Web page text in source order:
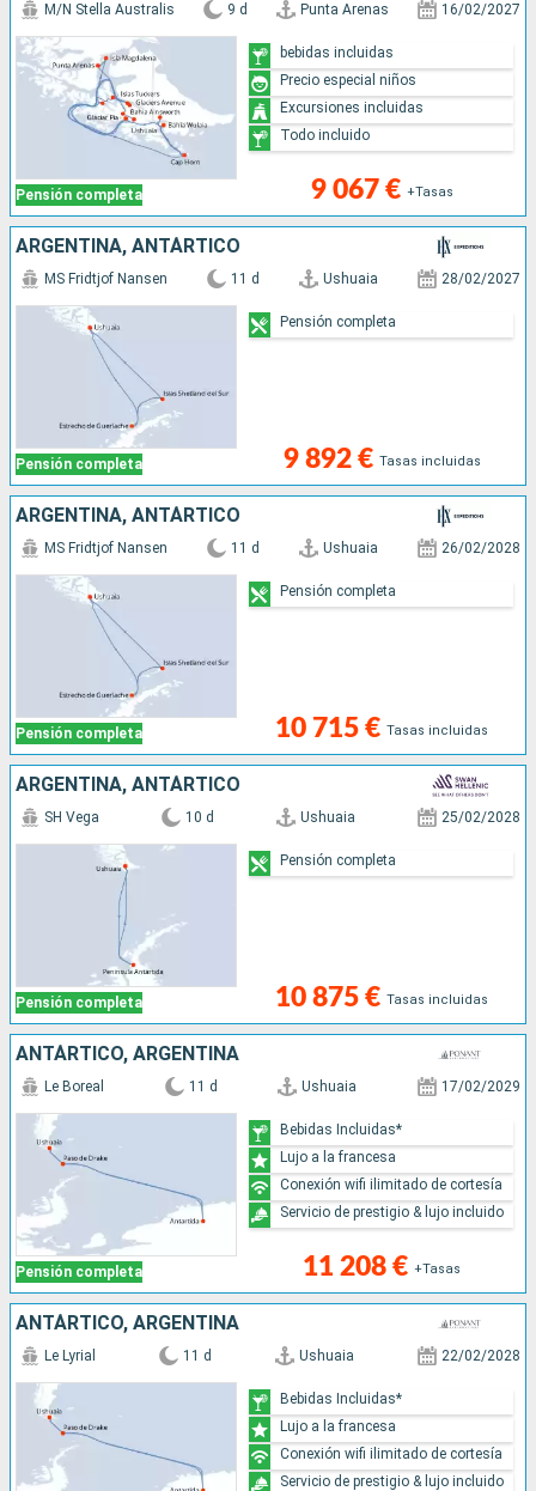
Pensión completa
M/N Stella Australis 9 d Punta Arenas 16/02/2027
9 067 € +Tasas
bebidas incluidas
Precio especial niños
Excursiones incluidas
Todo incluido
ARGENTINA, ANTÁRTICO
Pensión completa
MS Fridtjof Nansen 11 d Ushuaia 28/02/2027
9 892 € Tasas incluidas
Pensión completa
ARGENTINA, ANTÁRTICO
Pensión completa
MS Fridtjof Nansen 11 d Ushuaia 26/02/2028
10 715 € Tasas incluidas
Pensión completa
ARGENTINA, ANTÁRTICO
Pensión completa
SH Vega 10 d Ushuaia 25/02/2028
10 875 € Tasas incluidas
Pensión completa
ANTÁRTICO, ARGENTINA
Pensión completa
Le Boreal 11 d Ushuaia 17/02/2029
11 208 € +Tasas
Bebidas Incluidas*
Lujo a la francesa
Conexión wifi ilimitado de cortesía
Servicio de prestigio & lujo incluido
ANTÁRTICO, ARGENTINA
Le Lyrial 11 d Ushuaia 22/02/2028
Bebidas Incluidas*
Lujo a la francesa
Conexión wifi ilimitado de cortesía
Servicio de prestigio & lujo incluido